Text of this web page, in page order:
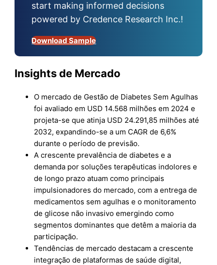
start making informed decisions
powered by Credence Research Inc.!
Download Sample
Insights de Mercado
O mercado de Gestão de Diabetes Sem Agulhas
foi avaliado em USD 14.568 milhões em 2024 e
projeta-se que atinja USD 24.291,85 milhões até
2032, expandindo-se a um CAGR de 6,6%
durante o período de previsão.
A crescente prevalência de diabetes e a
demanda por soluções terapêuticas indolores e
de longo prazo atuam como principais
impulsionadores do mercado, com a entrega de
medicamentos sem agulhas e o monitoramento
de glicose não invasivo emergindo como
segmentos dominantes que detêm a maioria da
participação.
Tendências de mercado destacam a crescente
integração de plataformas de saúde digital,